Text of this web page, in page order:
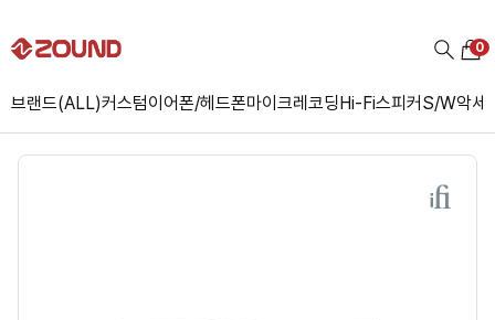
브랜드(ALL)커스텀이어폰/헤드폰마이크레코딩Hi-Fi스피커S/W악세
0